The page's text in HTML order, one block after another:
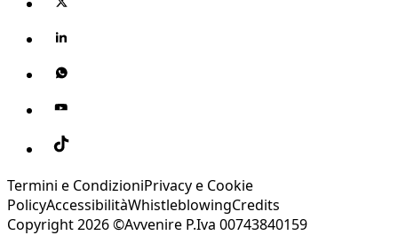
Termini e CondizioniPrivacy e Cookie
PolicyAccessibilitàWhistleblowingCredits
Copyright 2026 ©Avvenire P.Iva 00743840159